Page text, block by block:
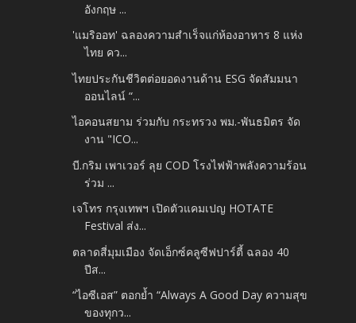
อังกฤษ ...
'แมริออท' ฉลองความสำเร็จแก่ห้องอาหาร 8 แห่ง
ไทย คว...
ไทยประกันชีวิตต่อยอดงานด้าน ESG จัดสัมมนา
ออนไลน์ “...
ไอคอนสยาม ร่วมกับ กระทรวง พม.-พันธมิตร จัด
งาน "ICO...
บี.กริม เพาเวอร์ ลุย COD โรงไฟฟ้าพลังความร้อน
ร่วม ...
เจโทร กรุงเทพฯ เปิดตัวแคมเปญ HOTATE
Festival ส่ง...
ตลาดสี่มุมเมือง จัดเอ็กซ์คลูซีฟปาร์ตี้ ฉลอง 40
ปีส...
“ไอซีเอส” ตอกย้ำ “Always A Good Day ความสุข
ของทุกว...